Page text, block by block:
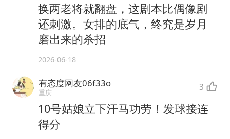
换两老将就翻盘，这剧本比偶像剧
还刺激。女排的底气，终究是岁月
磨出来的杀招
2026-06-18
有态度网友06f33o
重庆 3
10号姑娘立下汗马功劳！发球接连
得分